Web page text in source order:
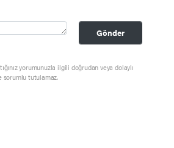
Gönder
yorumunuzla ilgili doğrudan veya dolaylı
sorumlu tutulamaz.